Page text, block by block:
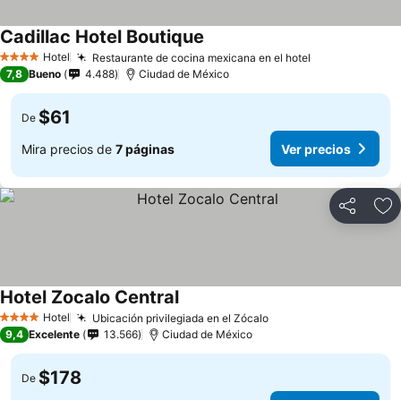
4 EstrellasHotel Restaurante de cocina mexicana en el hotel
Cadillac Hotel Boutique
7,8 Bueno 4.488 Ciudad de México
De $61
Mira precios de 7 páginas Ver precios
Compartir
4 EstrellasHotel Ubicación privilegiada en el Zócalo
Hotel Zocalo Central
9,4 Excelente 13.566 Ciudad de México
De $178